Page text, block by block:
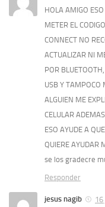
HOLA AMIGO
METER EL
CONNECT NO
ACTUALIZAR NI
POR
USB Y TAMPOCO
ALGUIEN ME
CELULAR
ESO AYUDE A
QUIERE AYUDAR
se los gradecre
Responder
jesus nagib